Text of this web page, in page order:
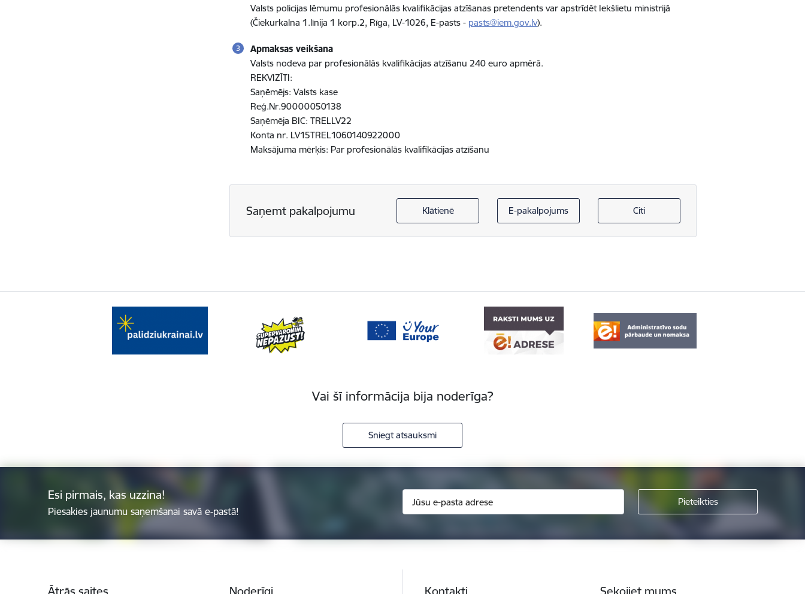
Valsts policijas lēmumu profesionālās kvalifikācijas atzīšanas pretendents var apstrīdēt Iekšlietu ministrijā
(Čiekurkalna 1.līnija 1 korp.2, Rīga, LV-1026, E-pasts - pasts@iem.gov.lv).
Apmaksas veikšana
Valsts nodeva par profesionālās kvalifikācijas atzīšanu 240 euro apmērā.
REKVIZĪTI:
Saņēmējs: Valsts kase
Reģ.Nr.90000050138
Saņēmēja BIC: TRELLV22
Konta nr. LV15TREL1060140922000
Maksājuma mērķis: Par profesionālās kvalifikācijas atzīšanu
Saņemt pakalpojumu Klātienē E-pakalpojums Citi
Vai šī informācija bija noderīga?
Sniegt atsauksmi
Esi pirmais, kas uzzina!
Piesakies jaunumu saņemšanai savā e-pastā!
Ātrās saites Noderīgi Kontakti Sekojiet mums